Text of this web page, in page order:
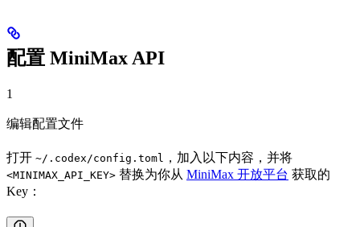
配置 MiniMax API
1
编辑配置文件
打开 ~/.codex/config.toml ，加入以下内容，并将
<MINIMAX_API_KEY> 替换为你从 MiniMax 开放平台 获取的
Key：